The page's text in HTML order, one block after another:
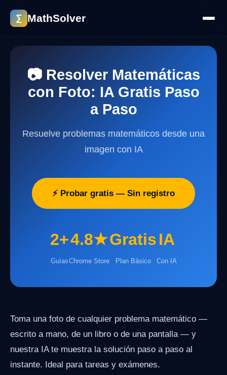
∑ MathSolver
📷 Resolver Matemáticas
con Foto: IA Gratis Paso
a Paso
Resuelve problemas matemáticos desde una
imagen con IA
⚡ Probar gratis — Sin registro
2+
Guías
4.8★
Chrome Store
Gratis
Plan Básico
IA
Con IA
Toma una foto de cualquier problema matemático —
escrito a mano, de un libro o de una pantalla — y
nuestra IA te muestra la solución paso a paso al
instante. Ideal para tareas y exámenes.